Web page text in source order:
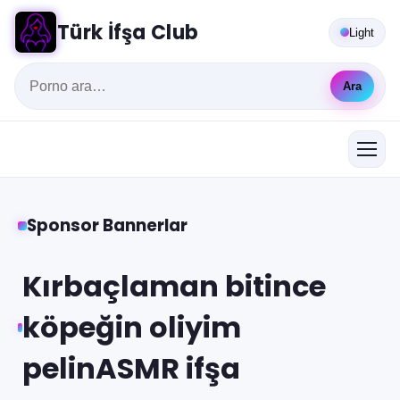
Türk İfşa Club
Ara
Light
Sponsor Bannerlar
Kırbaçlaman bitince
köpeğin oliyim
pelinASMR ifşa